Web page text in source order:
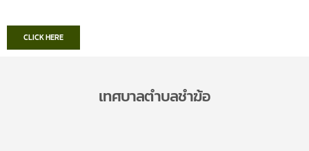
CLICK HERE
เทศบาลตำบลชำฆ้อ